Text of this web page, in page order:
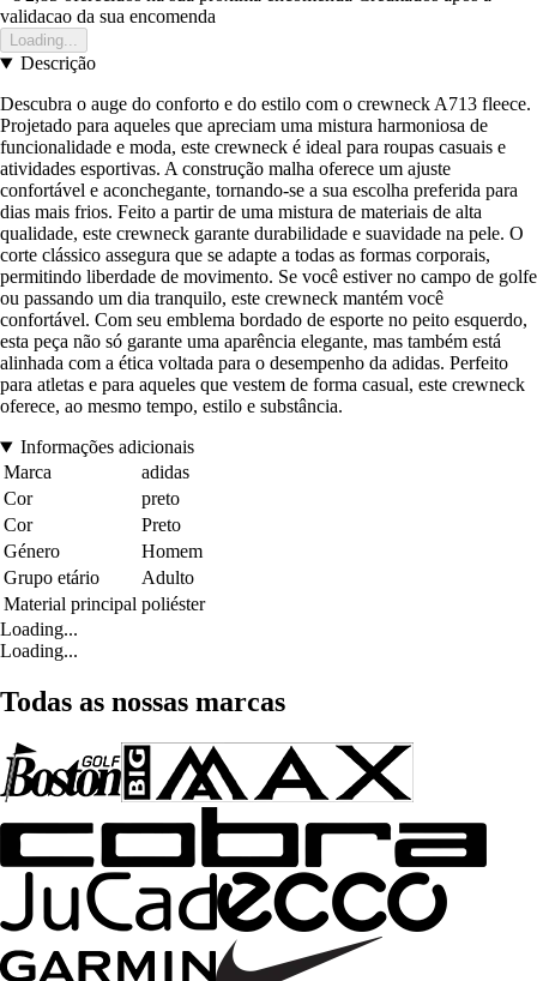
validacao da sua encomenda
Loading...
Descrição
Descubra o auge do conforto e do estilo com o crewneck A713 fleece.
Projetado para aqueles que apreciam uma mistura harmoniosa de
funcionalidade e moda, este crewneck é ideal para roupas casuais e
atividades esportivas. A construção malha oferece um ajuste
confortável e aconchegante, tornando-se a sua escolha preferida para
dias mais frios. Feito a partir de uma mistura de materiais de alta
qualidade, este crewneck garante durabilidade e suavidade na pele. O
corte clássico assegura que se adapte a todas as formas corporais,
permitindo liberdade de movimento. Se você estiver no campo de golfe
ou passando um dia tranquilo, este crewneck mantém você
confortável. Com seu emblema bordado de esporte no peito esquerdo,
esta peça não só garante uma aparência elegante, mas também está
alinhada com a ética voltada para o desempenho da adidas. Perfeito
para atletas e para aqueles que vestem de forma casual, este crewneck
oferece, ao mesmo tempo, estilo e substância.
Informações adicionais
Marca
adidas
Cor
preto
Cor
Preto
Género
Homem
Grupo etário
Adulto
Material principal poliéster
Loading...
Loading...
Todas as nossas marcas